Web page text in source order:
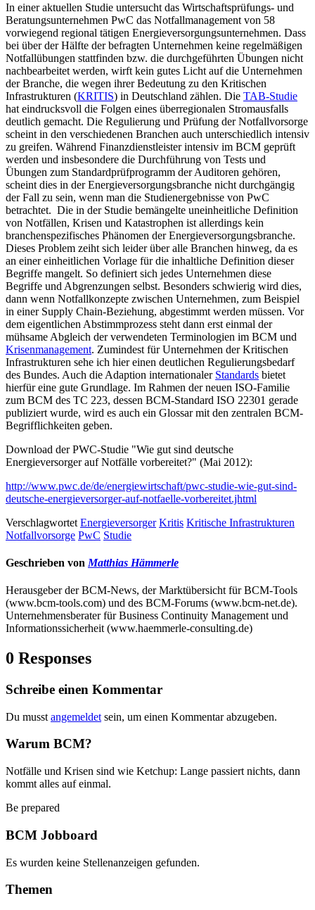
In einer aktuellen Studie untersucht das Wirtschaftsprüfungs- und
Beratungsunternehmen PwC das Notfallmanagement von 58
vorwiegend regional tätigen Energieversorgungsunternehmen. Dass
bei über der Hälfte der befragten Unternehmen keine regelmäßigen
Notfallübungen stattfinden bzw. die durchgeführten Übungen nicht
nachbearbeitet werden, wirft kein gutes Licht auf die Unternehmen
der Branche, die wegen ihrer Bedeutung zu den Kritischen
Infrastrukturen (KRITIS) in Deutschland zählen. Die TAB-Studie
hat eindrucksvoll die Folgen eines überregionalen Stromausfalls
deutlich gemacht. Die Regulierung und Prüfung der Notfallvorsorge
scheint in den verschiedenen Branchen auch unterschiedlich intensiv
zu greifen. Während Finanzdienstleister intensiv im BCM geprüft
werden und insbesondere die Durchführung von Tests und
Übungen zum Standardprüfprogramm der Auditoren gehören,
scheint dies in der Energieversorgungsbranche nicht durchgängig
der Fall zu sein, wenn man die Studienergebnisse von PwC
betrachtet. Die in der Studie bemängelte uneinheitliche Definition
von Notfällen, Krisen und Katastrophen ist allerdings kein
branchenspezifisches Phänomen der Energieversorgungsbranche.
Dieses Problem zeiht sich leider über alle Branchen hinweg, da es
an einer einheitlichen Vorlage für die inhaltliche Definition dieser
Begriffe mangelt. So definiert sich jedes Unternehmen diese
Begriffe und Abgrenzungen selbst. Besonders schwierig wird dies,
dann wenn Notfallkonzepte zwischen Unternehmen, zum Beispiel
in einer Supply Chain-Beziehung, abgestimmt werden müssen. Vor
dem eigentlichen Abstimmprozess steht dann erst einmal der
mühsame Abgleich der verwendeten Terminologien im BCM und
Krisenmanagement. Zumindest für Unternehmen der Kritischen
Infrastrukturen sehe ich hier einen deutlichen Regulierungsbedarf
des Bundes. Auch die Adaption internationaler Standards bietet
hierfür eine gute Grundlage. Im Rahmen der neuen ISO-Familie
zum BCM des TC 223, dessen BCM-Standard ISO 22301 gerade
publiziert wurde, wird es auch ein Glossar mit den zentralen BCM-
Begrifflichkeiten geben.
Download der PWC-Studie "Wie gut sind deutsche
Energieversorger auf Notfälle vorbereitet?" (Mai 2012):
http://www.pwc.de/de/energiewirtschaft/pwc-studie-wie-gut-sind-
deutsche-energieversorger-auf-notfaelle-vorbereitet.jhtml
Verschlagwortet Energieversorger Kritis Kritische Infrastrukturen
Notfallvorsorge PwC Studie
Geschrieben von Matthias Hämmerle
Herausgeber der BCM-News, der Marktübersicht für BCM-Tools
(www.bcm-tools.com) und des BCM-Forums (www.bcm-net.de).
Unternehmensberater für Business Continuity Management und
Informationssicherheit (www.haemmerle-consulting.de)
0 Responses
Schreibe einen Kommentar
Du musst angemeldet sein, um einen Kommentar abzugeben.
Warum BCM?
Notfälle und Krisen sind wie Ketchup: Lange passiert nichts, dann
kommt alles auf einmal.
Be prepared
BCM Jobboard
Es wurden keine Stellenanzeigen gefunden.
Themen